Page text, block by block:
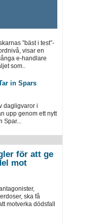
”bäst i test”-
visar en
e-handlare
som..
in Spars
dagligvaror i
upp genom ett nytt
Spar...
för att ge
mot
ska få
motverka dödsfall